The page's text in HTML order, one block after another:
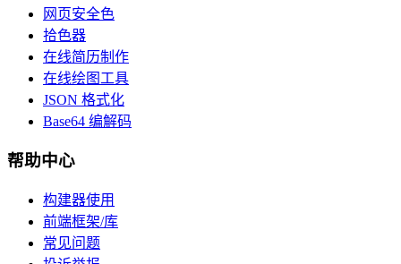
网页安全色
拾色器
在线简历制作
在线绘图工具
JSON 格式化
Base64 编解码
帮助中心
构建器使用
前端框架/库
常见问题